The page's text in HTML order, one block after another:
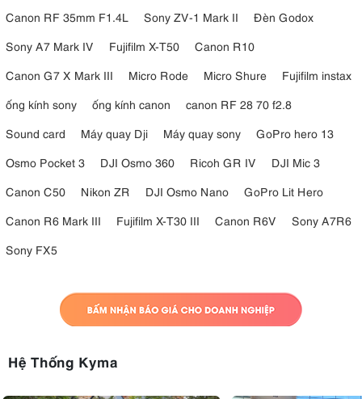
Canon RF 35mm F1.4L
Sony ZV-1 Mark II
Đèn Godox
Sony A7 Mark IV
Fujifilm X-T50
Canon R10
Canon G7 X Mark III
Micro Rode Micro Shure
Fujifilm instax
ống kính sony
ống kính canon
canon RF 28 70 f2.8
Sound card
Máy quay Dji Máy quay sony
GoPro hero 13
Osmo Pocket 3
DJI Osmo 360 Ricoh GR IV
DJI Mic 3
Canon C50
Nikon ZR DJI Osmo Nano
GoPro Lit Hero
Canon R6 Mark III
Fujifilm X-T30 III Canon R6V
Sony A7R6
Sony FX5
Hệ Thống Kyma